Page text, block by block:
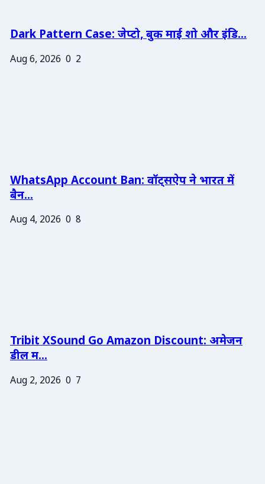
Dark Pattern Case: जेप्टो, बुक माई शो और इंडि...
Aug 6, 2026 0 2
WhatsApp Account Ban: वॉट्सऐप ने भारत में
बैन...
Aug 4, 2026 0 8
Tribit XSound Go Amazon Discount: अमेजन
डील म...
Aug 2, 2026 0 7